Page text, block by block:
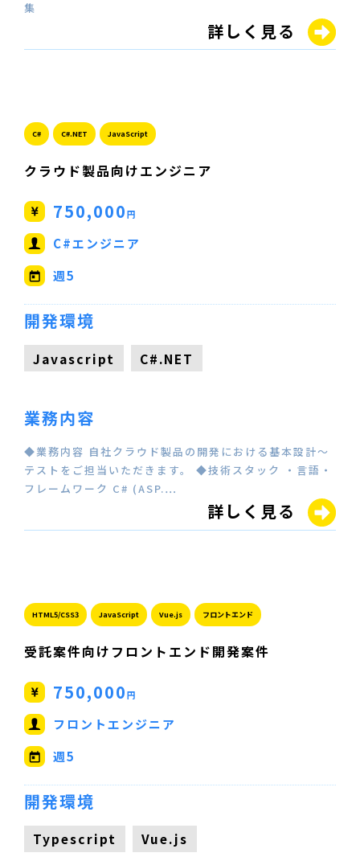
集
詳しく見る
C# C#.NET JavaScript
クラウド製品向けエンジニア
750,000円
C#エンジニア
週5
開発環境
Javascript C#.NET
業務内容
◆業務内容 自社クラウド製品の開発における基本設計～
テストをご担当いただきます。 ◆技術スタック ・言語・
フレームワーク C# (ASP.…
詳しく見る
HTML5/CSS3 JavaScript Vue.js フロントエンド
受託案件向けフロントエンド開発案件
750,000円
フロントエンジニア
週5
開発環境
Typescript Vue.js